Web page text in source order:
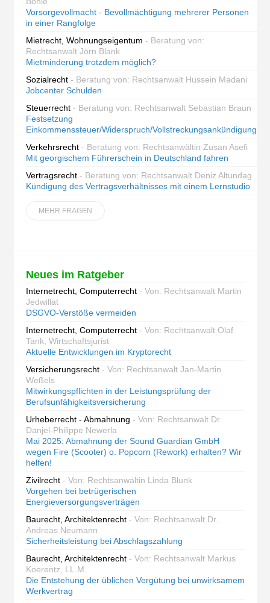
Vorsorgevollmacht - Bevollmächtigung mehrerer Personen
in einer Rangfolge
Mietrecht, Wohnungseigentum - Beratung von:
Rechtsanwalt Jörn Blank
Mietminderung trotzdem möglich?
Sozialrecht - Beratung von: Rechtsanwalt Hussein Madani
Jobcenter Schulden
Steuerrecht - Beratung von: Rechtsanwalt Sebastian Braun
Festsetzung
Einkommenssteuer/Widerspruch/Vollstreckungsankündigung
Verkehrsrecht - Beratung von: Rechtsanwältin Zusan Asefi
Mit georgischem Führerschein in Deutschland fahren
Vertragsrecht - Beratung von: Rechtsanwalt Deniz Altundag
Kündigung des Vertragsverhältnisses mit einem Lernstudio
MEHR FRAGEN
Neues im Ratgeber
Internetrecht, Computerrecht - Von: Rechtsanwalt Martin
Jedwillat
DSGVO-Verstöße vermeiden
Internetrecht, Computerrecht - Von: Rechtsanwalt Olaf
Tank, Wirtschaftsjurist
Aktuelle Entwicklungen im Kryptorecht
Versicherungsrecht - Von: Rechtsanwalt Jan-Martin
Weßels
Mitwirkungspflichten in der Leistungsprüfung der
Berufsunfähigkeitsversicherung
Urheberrecht - Abmahnung - Von: Rechtsanwalt Dr.
Danjel-Philippe Newerla
Mai 2025: Abmahnung der Sound Guardian GmbH
wegen Fire (Scooter) o. Popcorn (Rework) erhalten? Wir
helfen!
Zivilrecht - Von: Rechtsanwältin Linda Blunk
Vorgehen bei betrügerischen
Energieversorgungsverträgen
Baurecht, Architektenrecht - Von: Rechtsanwalt Dr.
Andreas Neumann
Sicherheitsleistung bei Abschlagszahlung
Baurecht, Architektenrecht - Von: Rechtsanwalt Markus
Koerentz, LL.M.
Die Entstehung der üblichen Vergütung bei unwirksamem
Werkvertrag